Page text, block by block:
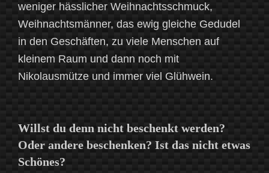
weniger hässlicher Weihnachtsschmuck,
Weihnachtsmänner, das ewig gleiche Gedudel
in den Geschäften, zu viele Menschen auf
kleinem Raum und dann noch mit
Nikolausmütze und immer viel Glühwein.
Willst du denn nicht beschenkt werden?
Oder andere beschenken? Ist das nicht etwas
Schönes?